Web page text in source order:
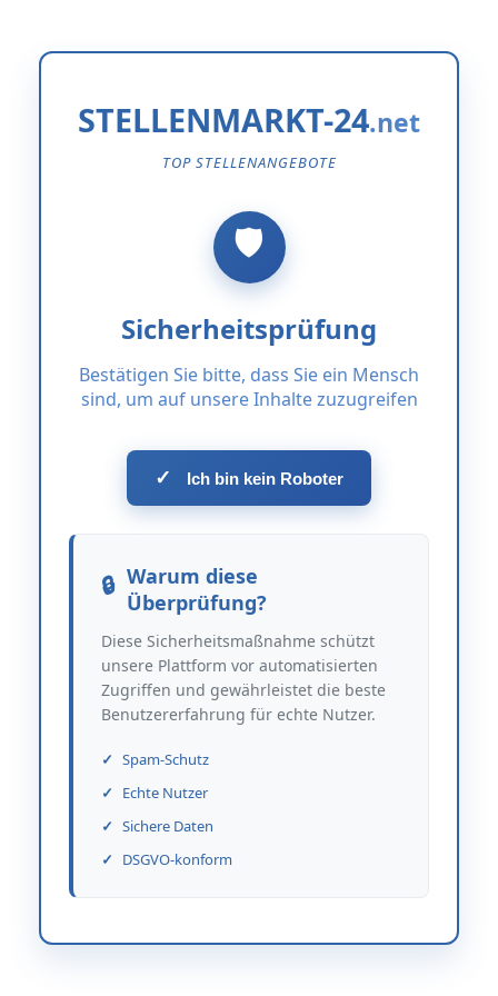
STELLENMARKT-24
TOP STELLENANGEBOTE
Sicherheitsprüfung
Bestätigen Sie bitte, dass Sie ein Mensch
sind, um auf unsere Inhalte zuzugreifen
✓ Ich bin kein Roboter
Warum diese
Überprüfung?
Diese Sicherheitsmaßnahme schützt
unsere Plattform vor automatisierten
Zugriffen und gewährleistet die beste
Benutzererfahrung für echte Nutzer.
Spam-Schutz
Echte Nutzer
Sichere Daten
DSGVO-konform